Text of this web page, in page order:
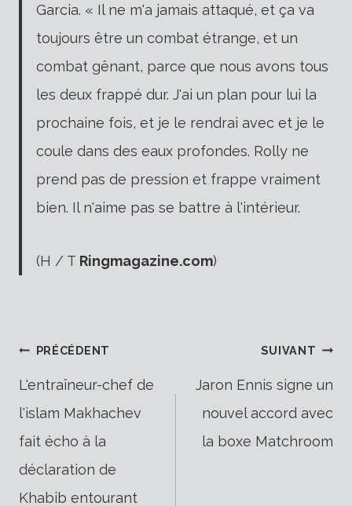
Garcia. « Il ne m'a jamais attaqué, et ça va
toujours être un combat étrange, et un
combat gênant, parce que nous avons tous
les deux frappé dur. J'ai un plan pour lui la
prochaine fois, et je le rendrai avec et je le
coule dans des eaux profondes. Rolly ne
prend pas de pression et frappe vraiment
bien. Il n'aime pas se battre à l'intérieur.
(H / T Ringmagazine.com)
Navigation
de
PRÉCÉDENT
L'entraîneur-chef de
l'islam Makhachev
fait écho à la
déclaration de
Khabib entourant
SUIVANT
Jaron Ennis signe un
nouvel accord avec
la boxe Matchroom